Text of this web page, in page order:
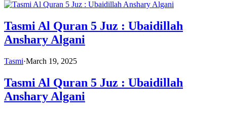
Tasmi Al Quran 5 Juz : Ubaidillah
Anshary Algani
Tasmi·March 19, 2025
Tasmi Al Quran 5 Juz : Ubaidillah
Anshary Algani